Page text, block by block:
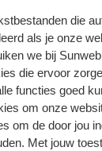
die
als je onze
we bij
die ervoor
functies goed
om onze
om de door jou
Met jouw